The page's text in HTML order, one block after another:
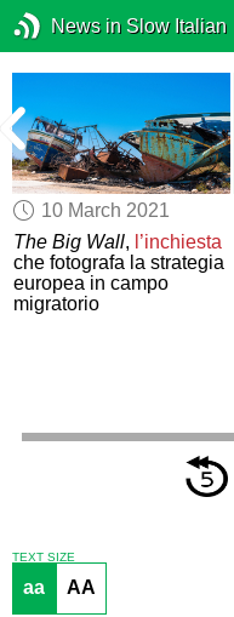
News in Slow Italian
10 March 2021
The Big Wall, l’inchiesta
che fotografa la strategia
europea in campo
migratorio
TEXT SIZE
aa AA